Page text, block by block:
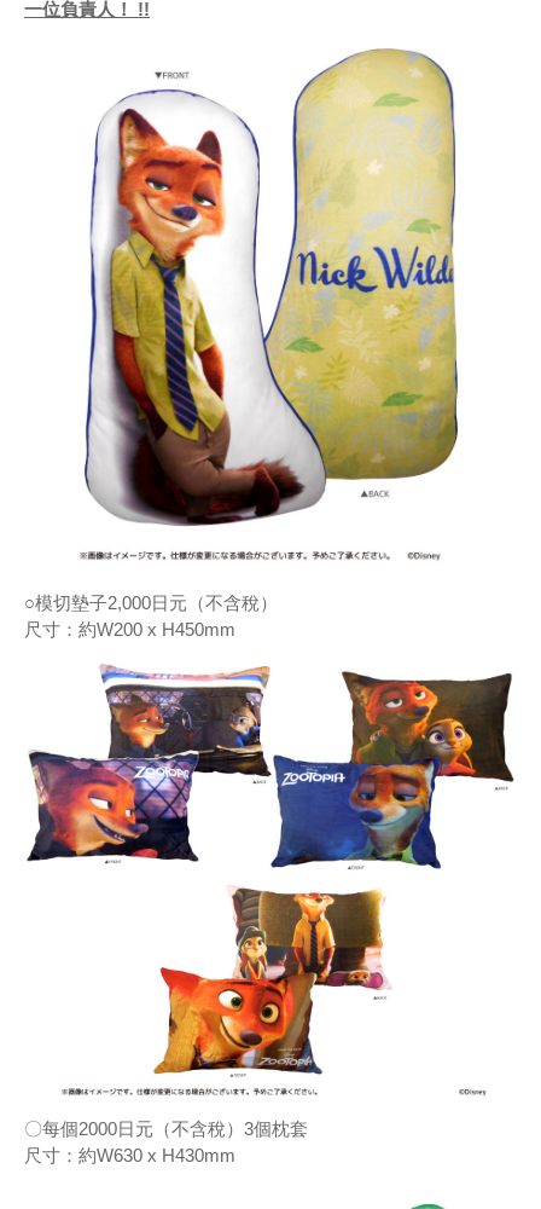
一位負責人！ !!
○模切墊子2,000日元（不含稅）
尺寸：約W200 x H450mm
〇每個2000日元（不含稅）3個枕套
尺寸：約W630 x H430mm